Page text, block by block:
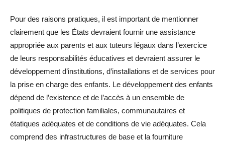
Pour des raisons pratiques, il est important de mentionner
clairement que les États devraient fournir une assistance
appropriée aux parents et aux tuteurs légaux dans l’exercice
de leurs responsabilités éducatives et devraient assurer le
développement d’institutions, d’installations et de services pour
la prise en charge des enfants. Le développement des enfants
dépend de l’existence et de l’accès à un ensemble de
politiques de protection familiales, communautaires et
étatiques adéquates et de conditions de vie adéquates. Cela
comprend des infrastructures de base et la fourniture